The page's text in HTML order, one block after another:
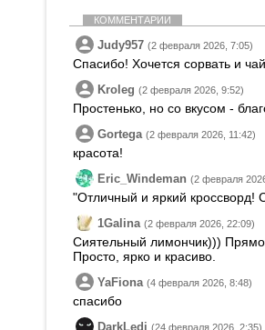
КОММЕНТАРИИ
Judy957 (2 февраля 2026, 7:05)
Спасибо! Хочется сорвать и
Kroleg (2 февраля 2026, 9:52)
Простенько, но со вкусом -
Gortega (2 февраля 2026, 11:42)
красота!
Eric_Windeman (2 февраля
"Отличный и яркий кроссворд!
1Galina (2 февраля 2026, 22:09)
Сиятельный лимончик)))
Просто, ярко и красиво.
YaFiona (4 февраля 2026, 8:48)
спасибо
DarkLedi (24 февраля 2026, 2:35)